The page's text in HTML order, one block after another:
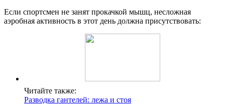
Если спортсмен не занят прокачкой мышц, несложная
аэробная активность в этот день должна присутствовать:
Читайте также:
Разводка гантелей: лежа и стоя